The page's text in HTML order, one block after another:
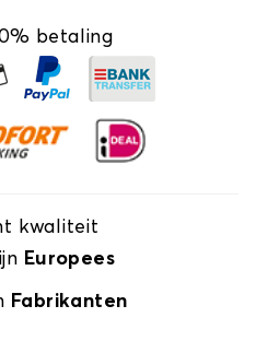
betaling
kwaliteit
Europees
Fabrikanten